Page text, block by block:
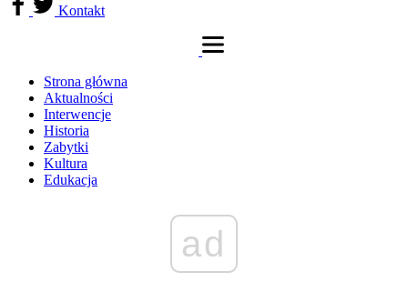
Kontakt
Strona główna
Aktualności
Interwencje
Historia
Zabytki
Kultura
Edukacja
ad